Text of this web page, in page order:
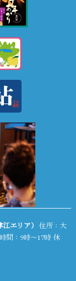
エリア） 住所：大
間：9時～17時 休